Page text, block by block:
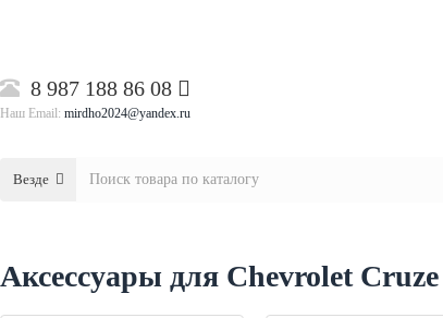
8 987 188 86 08
Наш Email: mirdho2024@yandex.ru
Везде
Аксессуары для Chevrolet Cruze